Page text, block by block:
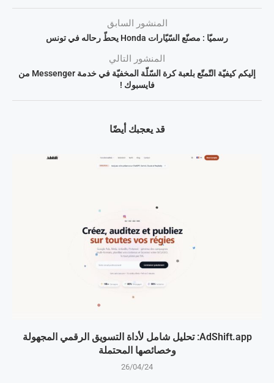
المنشور السابق
رسميّا : مصنّع السّيّارات Honda يحطّ رحاله في تونس
المنشور التالي
إليكم كيفيّة التّمتّع بلعبة كرة السّلّة المخفيّة في خدمة Messenger من
فايسبوك !
قد يعجبك أيضًا
AdShift.app: تحليل شامل لأداة التسويق الرقمي المجهولة
وخصائصها المحتملة
26/04/24